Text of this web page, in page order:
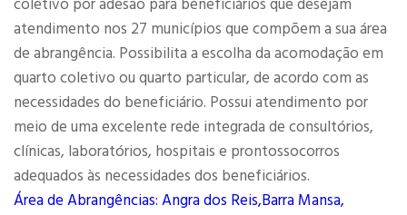
coletivo por adesão para beneficiários que desejam
atendimento nos 27 municípios que compõem a sua área
de abrangência. Possibilita a escolha da acomodação em
quarto coletivo ou quarto particular, de acordo com as
necessidades do beneficiário. Possui atendimento por
meio de uma excelente rede integrada de consultórios,
clínicas, laboratórios, hospitais e prontossocorros
adequados às necessidades dos beneficiários.
Área de Abrangências: Angra dos Reis,Barra Mansa,